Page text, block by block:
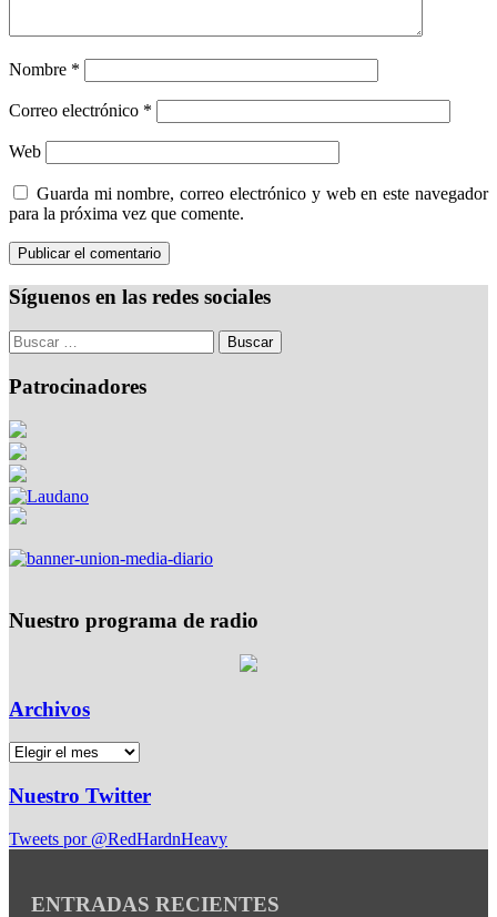
Nombre *
Correo electrónico *
Web
Guarda mi nombre, correo electrónico y web en este navegador
para la próxima vez que comente.
Síguenos en las redes sociales
Patrocinadores
Nuestro programa de radio
Archivos
Nuestro Twitter
Tweets por @RedHardnHeavy
ENTRADAS RECIENTES